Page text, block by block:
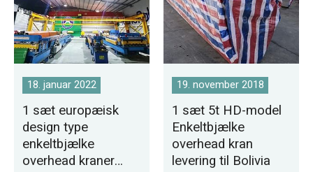
18. januar 2022
1 sæt europæisk
design type
enkeltbjælke
overhead kraner
19. november 2018
1 sæt 5t HD-model
Enkeltbjælke
overhead kran
levering til Bolivia